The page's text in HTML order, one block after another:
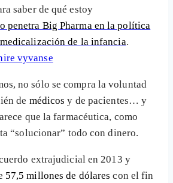
saber de qué estoy
penetra Big Pharma en la política
de la infancia.
no sólo se compra la voluntad
de médicos y de pacientes… y
que la farmacéutica, como
“solucionar” todo con dinero.
extrajudicial en 2013 y
57,5 millones de dólares con el fin